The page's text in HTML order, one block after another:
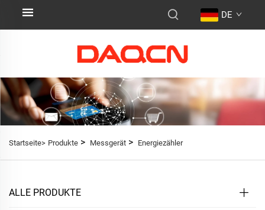
DE
Startseite> Produkte > Messgerät > Energiezähler
ALLE PRODUKTE